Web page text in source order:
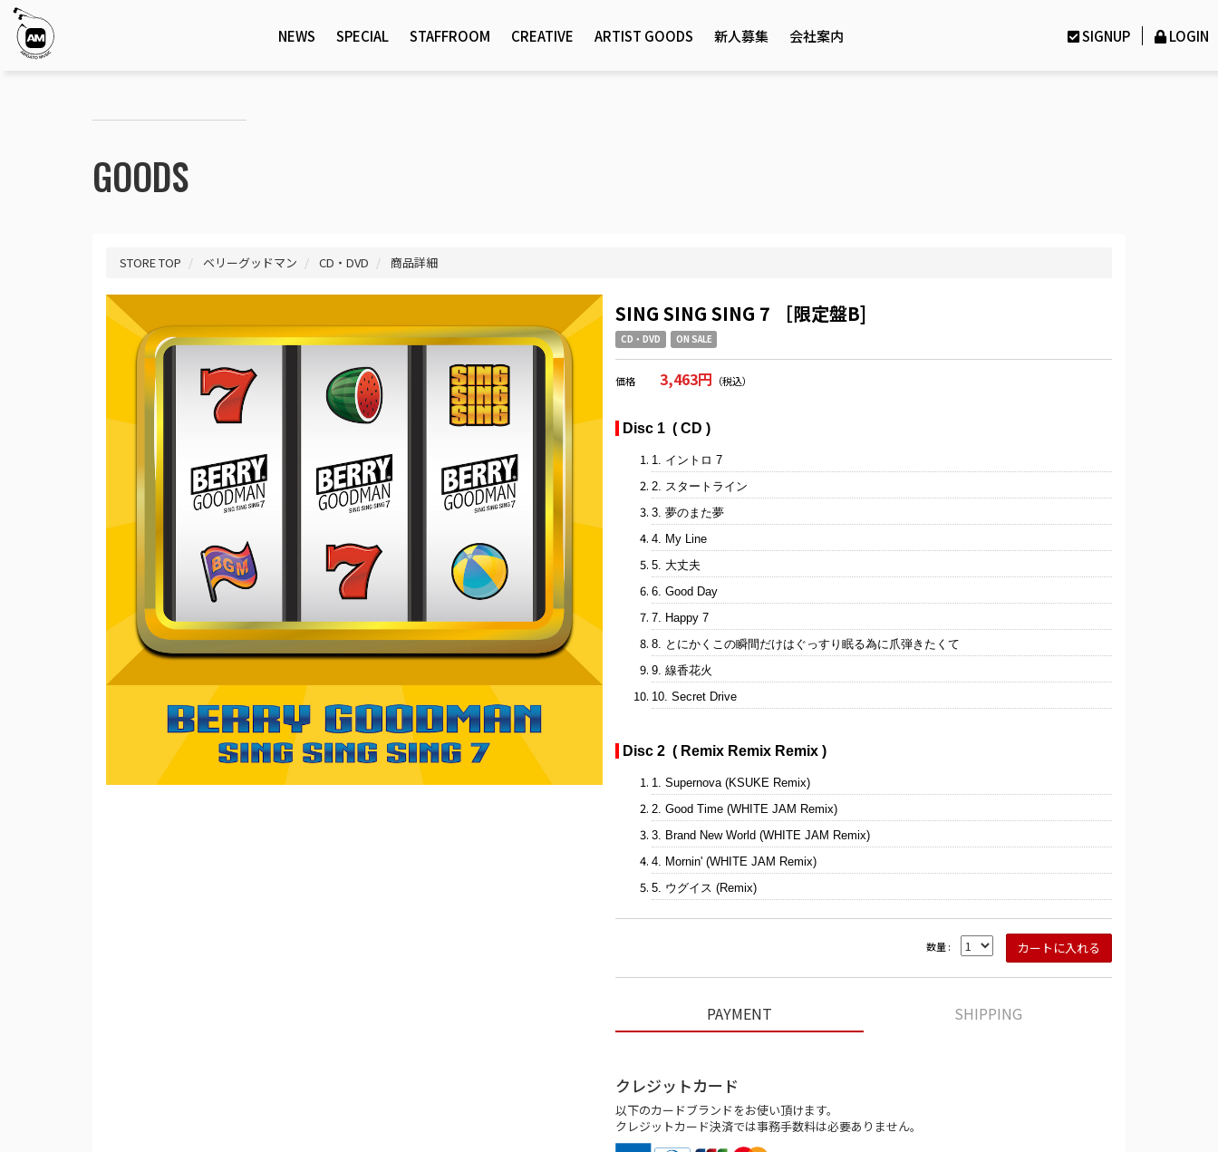
NEWS SPECIAL STAFFROOM CREATIVE ARTIST GOODS 新人募集 会社案内 SIGNUP LOGIN
GOODS
STORE TOP ベリーグッドマン CD・DVD 商品詳細
SING SING SING 7 ［限定盤B]
CD・DVD ON SALE
価格 3,463円 （税込）
Disc 1 ( CD )
1. イントロ 7
2. スタートライン
3. 夢のまた夢
4. My Line
5. 大丈夫
6. Good Day
7. Happy 7
8. とにかくこの瞬間だけはぐっすり眠る為に爪弾きたくて
9. 線香花火
10. Secret Drive
Disc 2 ( Remix Remix Remix )
1. Supernova (KSUKE Remix)
2. Good Time (WHITE JAM Remix)
3. Brand New World (WHITE JAM Remix)
4. Mornin' (WHITE JAM Remix)
5. ウグイス (Remix)
数量 :
PAYMENT SHIPPING
クレジットカード
以下のカードブランドをお使い頂けます。
クレジットカード決済では事務手数料は必要ありません。